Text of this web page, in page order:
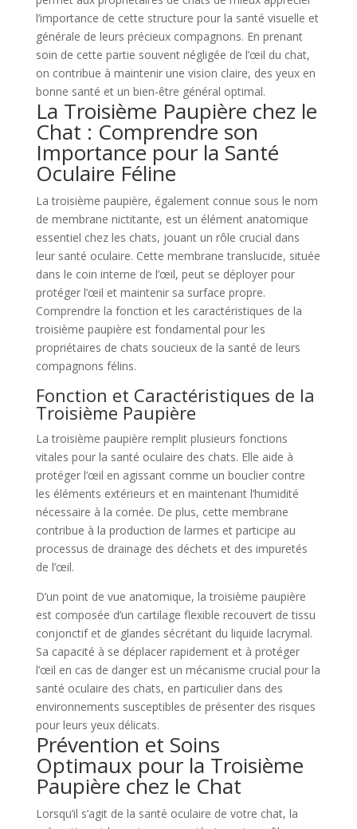
l’importance de cette structure pour la santé visuelle et
générale de leurs précieux compagnons. En prenant
soin de cette partie souvent négligée de l’œil du chat,
on contribue à maintenir une vision claire, des yeux en
bonne santé et un bien-être général optimal.
La Troisième Paupière chez le
Chat : Comprendre son
Importance pour la Santé
Oculaire Féline
La troisième paupière, également connue sous le nom
de membrane nictitante, est un élément anatomique
essentiel chez les chats, jouant un rôle crucial dans
leur santé oculaire. Cette membrane translucide, située
dans le coin interne de l’œil, peut se déployer pour
protéger l’œil et maintenir sa surface propre.
Comprendre la fonction et les caractéristiques de la
troisième paupière est fondamental pour les
propriétaires de chats soucieux de la santé de leurs
compagnons félins.
Fonction et Caractéristiques de la
Troisième Paupière
La troisième paupière remplit plusieurs fonctions
vitales pour la santé oculaire des chats. Elle aide à
protéger l’œil en agissant comme un bouclier contre
les éléments extérieurs et en maintenant l’humidité
nécessaire à la cornée. De plus, cette membrane
contribue à la production de larmes et participe au
processus de drainage des déchets et des impuretés
de l’œil.
D’un point de vue anatomique, la troisième paupière
est composée d’un cartilage flexible recouvert de tissu
conjonctif et de glandes sécrétant du liquide lacrymal.
Sa capacité à se déplacer rapidement et à protéger
l’œil en cas de danger est un mécanisme crucial pour la
santé oculaire des chats, en particulier dans des
environnements susceptibles de présenter des risques
pour leurs yeux délicats.
Prévention et Soins
Optimaux pour la Troisième
Paupière chez le Chat
Lorsqu’il s’agit de la santé oculaire de votre chat, la